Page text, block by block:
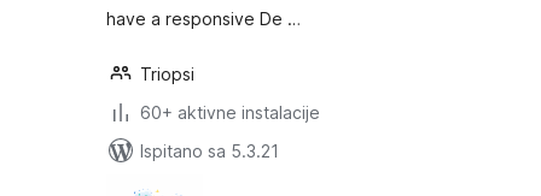
have a responsive De …
Triopsi
60+ aktivne instalacije
Ispitano sa 5.3.21